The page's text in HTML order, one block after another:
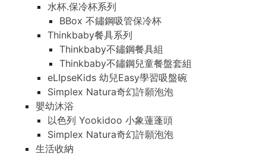
水杯.保冷杯系列
BBox 不鏽鋼吸管保冷杯
Thinkbaby餐具系列
Thinkbaby不鏽鋼餐具組
Thinkbaby不鏽鋼兒童餐盤套組
eLIpseKids 幼兒Easy學習吸盤碗
Simplex Natura奇幻許願泡泡
嬰幼沐浴
以色列 Yookidoo 小象蓮蓬頭
Simplex Natura奇幻許願泡泡
生活收納